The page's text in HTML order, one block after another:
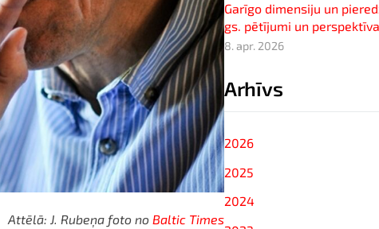
Garīgo dimensiju un
gs. pētījumi un
8. apr. 2026
Arhīvs
2026
2025
2024
Attēlā: J. Rubeņa foto no Baltic Times